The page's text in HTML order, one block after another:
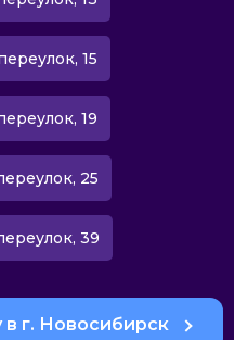
15
19
25
39
г. Новосибирск